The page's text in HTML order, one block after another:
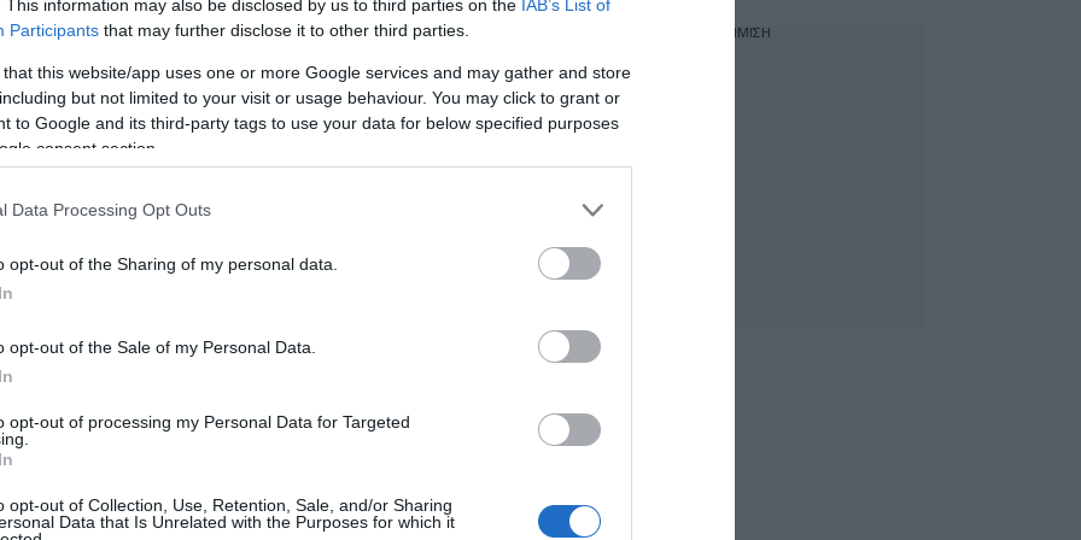
This information may also be disclosed by us to third parties on the IAB’s List of
Participants that may further disclose it to other third parties.
that this website/app uses one or more Google services and may gather and store
but not limited to your visit or usage behaviour. You may click to grant or
to Google and its third-party tags to use your data for below specified purposes
consent section.
Data Processing Opt Outs
opt-out of the Sharing of my personal data.
opt-out of the Sale of my Personal Data.
opt-out of processing my Personal Data for Targeted
opt-out of Collection, Use, Retention, Sale, and/or Sharing
Data that Is Unrelated with the Purposes for which it
Πρίγκιπας Χάρι: Γιορτάζουν 8 χρόνια
ανέβασαν
απεικονίζεται να εξερευνά τη φύση,
ΔΙΑΦΗΜΙΣΗ